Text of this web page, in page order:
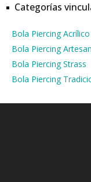
Categorías
Bola Piercing Acrílico
Bola Piercing
Bola Piercing Strass
Bola Piercing